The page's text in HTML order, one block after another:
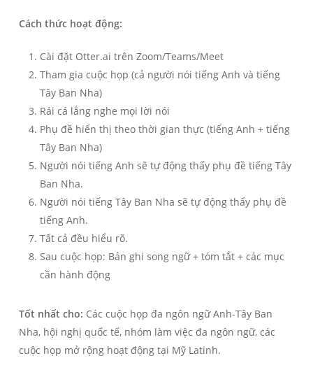
Cách thức hoạt động:
Cài đặt Otter.ai trên Zoom/Teams/Meet
Tham gia cuộc họp (cả người nói tiếng Anh và tiếng
Tây Ban Nha)
Rái cá lắng nghe mọi lời nói
Phụ đề hiển thị theo thời gian thực (tiếng Anh + tiếng
Tây Ban Nha)
Người nói tiếng Anh sẽ tự động thấy phụ đề tiếng Tây
Ban Nha.
Người nói tiếng Tây Ban Nha sẽ tự động thấy phụ đề
tiếng Anh.
Tất cả đều hiểu rõ.
Sau cuộc họp: Bản ghi song ngữ + tóm tắt + các mục
cần hành động
Tốt nhất cho: Các cuộc họp đa ngôn ngữ Anh-Tây Ban
Nha, hội nghị quốc tế, nhóm làm việc đa ngôn ngữ, các
cuộc họp mở rộng hoạt động tại Mỹ Latinh.